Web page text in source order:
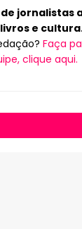
jornalistas
e
Faça
clique aqui.